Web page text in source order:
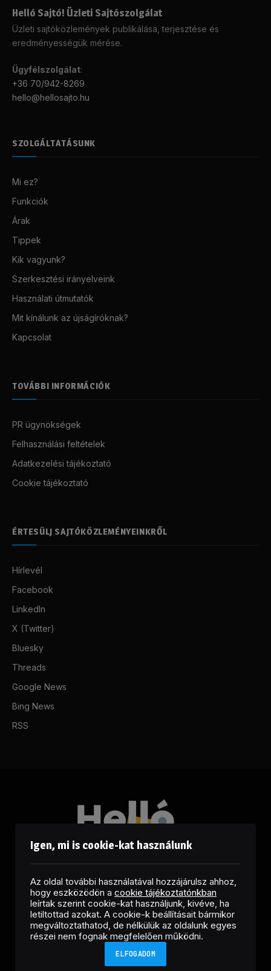
Helló Sajtó! Üzleti Sajtószolgálat
Üzleti sajtóközlemények publikálása, terjesztése és
eredményességük mérése.
Ügyfélszolgálat:
+36 70/942-8269
hello@hellosajto.hu
SZOLGÁLTATÁSUNK
Mi ez?
Funkciók
Árak
Tippek
Kik vagyunk?
Szerkesztési irányelveink
Használati útmutatók
Mit kínálunk az újságíróknak?
Kapcsolat
TOVÁBBI INFORMÁCIÓK
PR ügynökségek
Felhasználási feltételek
Adatkezelési tájékoztató
Cookie tájékoztató
ÉRTESÜLJ SAJTÓKÖZLEMÉNYEINKRŐL
Hírlevél
Facebook
LinkedIn
X (Twitter)
Bluesky
Threads
Google News
Bing News
RSS
FacebookLinkedInX
(Twitter)
RSS
Igen, mi is cookie-kat használunk
Az oldal további használatával hozzájárulsz ahhoz,
hogy eszközödön a cookie tájékoztatónkban
leírtak szerint cookie-kat használjunk, kivéve, ha
letiltottad azokat. A cookie-k beállításait bármikor
megváltoztathatod, de nélkülük az oldalunk egyes
részei nem fognak megfelelően működni.
ELFOGADOM